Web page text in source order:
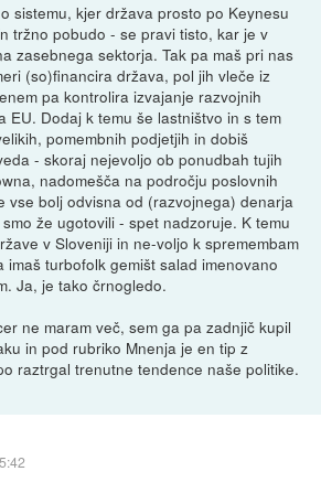
sistemu, kjer država prosto po Keynesu
tržno pobudo - se pravi tisto, kar je v
zasebnega sektorja. Tak pa maš pri nas
(so)financira država, pol jih vleče iz
pa kontrolira izvajanje razvojnih
EU. Dodaj k temu še lastništvo in s tem
pomembnih podjetjih in dobiš
- skoraj nejevoljo ob ponudbah tujih
nadomešča na področju poslovnih
vse bolj odvisna od (razvojnega) denarja
že ugotovili - spet nadzoruje. K temu
v Sloveniji in ne-voljo k spremembam
imaš turbofolk gemišt salad imenovano
Ja, je tako črnogledo.
ne maram več, sem ga pa zadnjič kupil
in pod rubriko Mnenja je en tip z
raztrgal trenutne tendence naše politike.